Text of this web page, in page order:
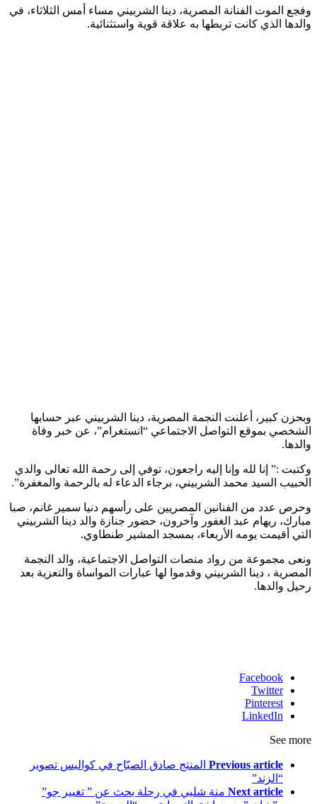
وفجع الموت الفنانة المصرية، دينا الشربيني مساء أمس الثلاثاء، في
والدها الذي كانت تربطها به علاقة قوية واستثنائية.
وبحزن كبير، أعلنت النجمة المصرية، دينا الشربيني عبر حسابها
الشخصي بموقع التواصل الاجتماعي “انستغرام”، عن خبر وفاة
والدها.
وكتبت :” إنا لله وإنا إليه راجعون، توفي إلى رحمة الله تعالى والدي
الحبيب السيد محمد الشربيني، برجاء الدعاء له بالرحمة والمغفرة”.
وحرص عدد من الفنانين المصريين على رأسهم دنيا سمير غانم، صبا
مبارك، ريهام عبد الغفور وآخرون، حضور جنازة والد دينا الشربيني
التي أقيمت يومه الأربعاء، بمسجد المشير طنطاوي.
ونعى مجموعة من رواد منصات التواصل الاجتماعية، والد النجمة
المصرية ، دينا الشربيني وقدموا لها عبارات المواساة والتعزية بعد
رحيل والدها.
Facebook
Twitter
Pinterest
LinkedIn
See more
Previous article المنتج صادق الصبّاح في كواليس تصوير
“الزند”
Next article منة شلبي في رحلة بحث عن ” تغيير جو”